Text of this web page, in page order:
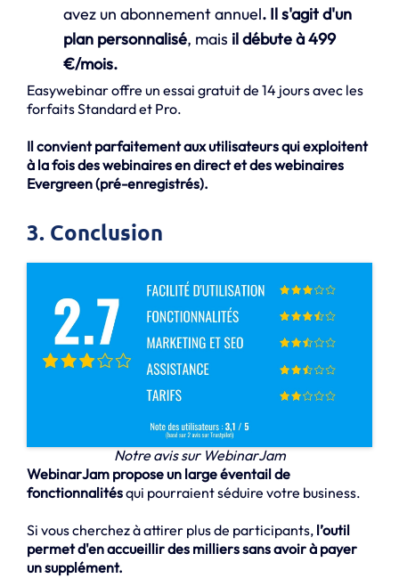
avez un abonnement annuel. Il s'agit d'un
plan personnalisé, mais il débute à 499
€/mois.
Easywebinar offre un essai gratuit de 14 jours avec les
forfaits Standard et Pro.
Il convient parfaitement aux utilisateurs qui exploitent
à la fois des webinaires en direct et des webinaires
Evergreen (pré-enregistrés).
3. Conclusion
Notre avis sur WebinarJam
WebinarJam propose un large éventail de
fonctionnalitésqui pourraient séduire votre business.
Si vous cherchez à attirer plus de participants, l’outil
permet d'en accueillir des milliers sans avoir à payer
un supplément.